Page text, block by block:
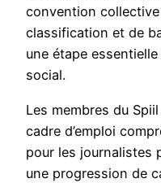
convention
classification et de
une étape
social.
Les membres du
cadre d’emploi
pour les journalistes
une progression de